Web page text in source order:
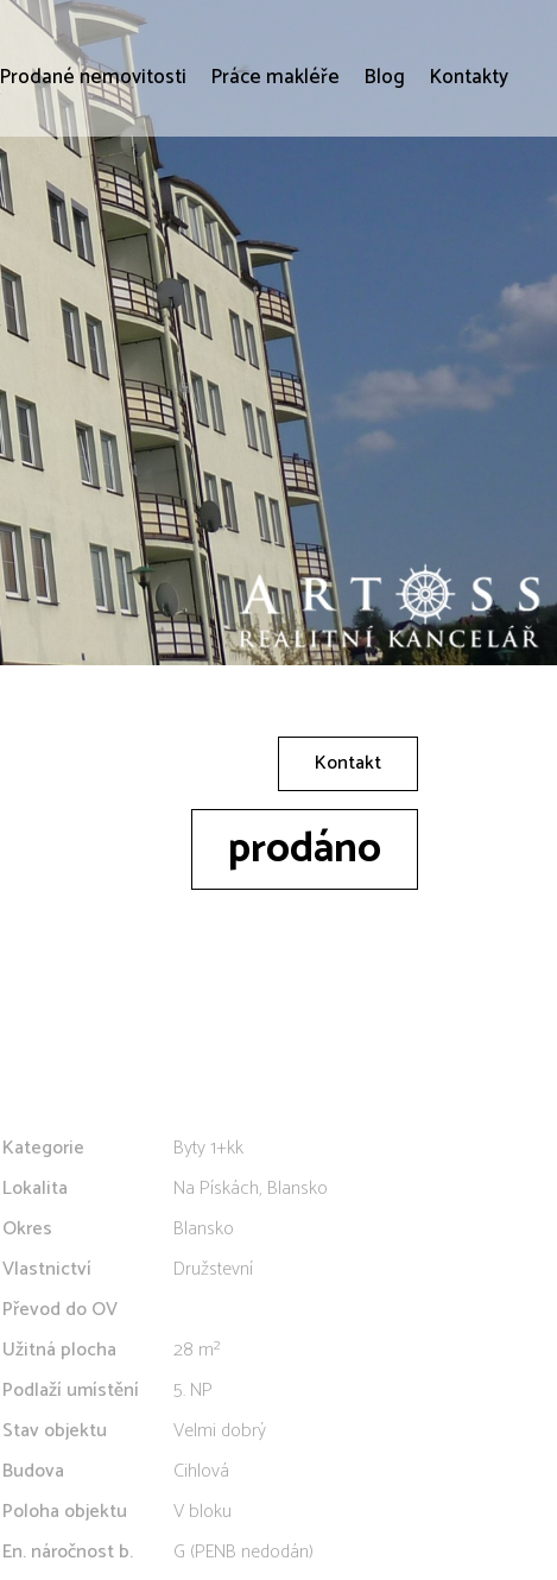
Prodané nemovitosti Práce makléře Blog Kontakty
Kontakt
prodáno
Kategorie
Byty 1+kk
Lokalita
Na Pískách, Blansko
Okres
Blansko
Vlastnictví
Družstevní
Převod do OV
Užitná plocha
28 m²
Podlaží umístění
5. NP
Stav objektu
Velmi dobrý
Budova
Cihlová
Poloha objektu
V bloku
En. náročnost b.
G (PENB nedodán)